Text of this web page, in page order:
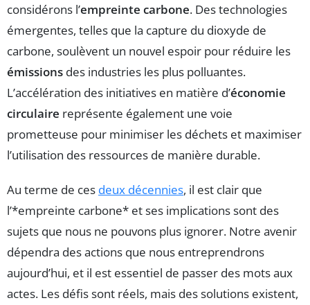
considérons l’empreinte carbone. Des technologies
émergentes, telles que la capture du dioxyde de
carbone, soulèvent un nouvel espoir pour réduire les
émissions des industries les plus polluantes.
L’accélération des initiatives en matière d’économie
circulaire représente également une voie
prometteuse pour minimiser les déchets et maximiser
l’utilisation des ressources de manière durable.
Au terme de ces deux décennies, il est clair que
l’*empreinte carbone* et ses implications sont des
sujets que nous ne pouvons plus ignorer. Notre avenir
dépendra des actions que nous entreprendrons
aujourd’hui, et il est essentiel de passer des mots aux
actes. Les défis sont réels, mais des solutions existent,